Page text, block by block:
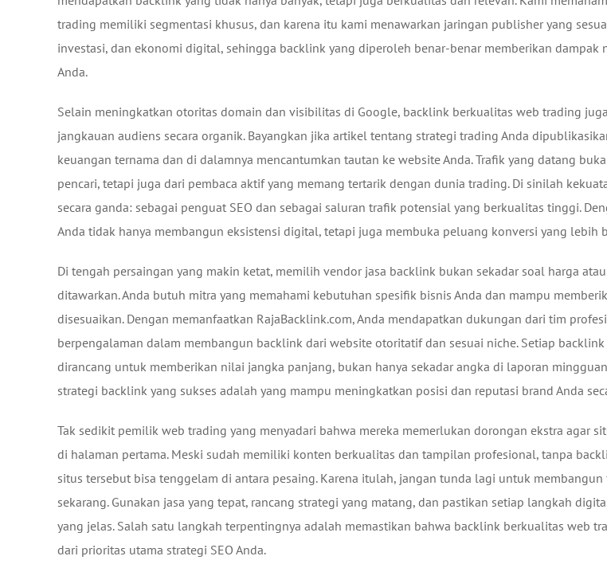
trading memiliki segmentasi khusus, dan karena itu kami menawarkan jaringan publisher yang
investasi, dan ekonomi digital, sehingga backlink yang diperoleh benar-benar memberikan dampak
Anda.
Selain meningkatkan otoritas domain dan visibilitas di Google, backlink berkualitas web trading
jangkauan audiens secara organik. Bayangkan jika artikel tentang strategi trading Anda
keuangan ternama dan di dalamnya mencantumkan tautan ke website Anda. Trafik yang datang
pencari, tetapi juga dari pembaca aktif yang memang tertarik dengan dunia trading. Di sinilah
secara ganda: sebagai penguat SEO dan sebagai saluran trafik potensial yang berkualitas tinggi.
Anda tidak hanya membangun eksistensi digital, tetapi juga membuka peluang konversi yang lebih
Di tengah persaingan yang makin ketat, memilih vendor jasa backlink bukan sekadar soal harga
ditawarkan. Anda butuh mitra yang memahami kebutuhan spesifik bisnis Anda dan mampu
disesuaikan. Dengan memanfaatkan RajaBacklink.com, Anda mendapatkan dukungan dari tim
berpengalaman dalam membangun backlink dari website otoritatif dan sesuai niche. Setiap backlink
dirancang untuk memberikan nilai jangka panjang, bukan hanya sekadar angka di laporan
strategi backlink yang sukses adalah yang mampu meningkatkan posisi dan reputasi brand Anda
Tak sedikit pemilik web trading yang menyadari bahwa mereka memerlukan dorongan ekstra agar
di halaman pertama. Meski sudah memiliki konten berkualitas dan tampilan profesional, tanpa
situs tersebut bisa tenggelam di antara pesaing. Karena itulah, jangan tunda lagi untuk membangun
sekarang. Gunakan jasa yang tepat, rancang strategi yang matang, dan pastikan setiap langkah
yang jelas. Salah satu langkah terpentingnya adalah memastikan bahwa backlink berkualitas web
dari prioritas utama strategi SEO Anda.